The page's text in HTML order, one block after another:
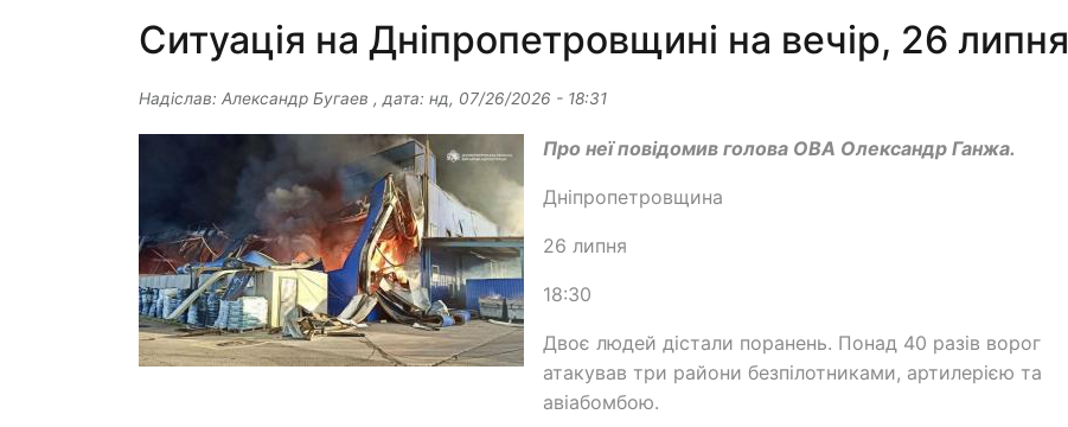
Ситуація на Дніпропетровщині на вечір, 26 липня
Надіслав: Александр Бугаев , дата: нд, 07/26/2026 - 18:31
Про неї повідомив голова ОВА Олександр Ганжа.
Дніпропетровщина
26 липня
18:30
Двоє людей дістали поранень. Понад 40 разів ворог
атакував три райони безпілотниками, артилерією та
авіабомбою.